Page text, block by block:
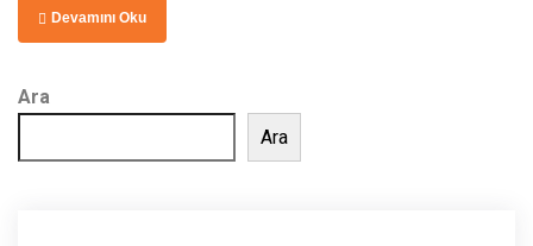
Devamını Oku
Ara
Ara